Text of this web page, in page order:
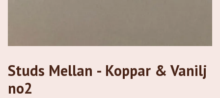
Studs Mellan - Koppar & Vanilj
no2